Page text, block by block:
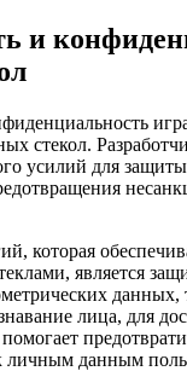
и
стекол.
усилий для
которая
является
данных,
лица, для
личным данным